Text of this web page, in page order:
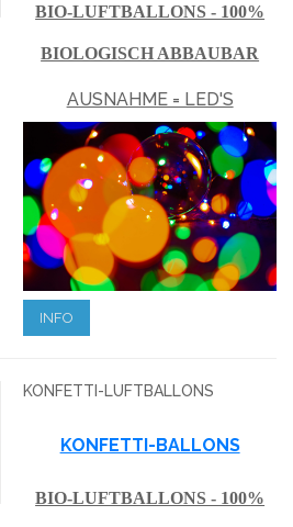
BIO-LUFTBALLONS - 100%
BIOLOGISCH ABBAUBAR
AUSNAHME = LED'S
INFO
KONFETTI-LUFTBALLONS
KONFETTI-BALLONS
BIO-LUFTBALLONS - 100%